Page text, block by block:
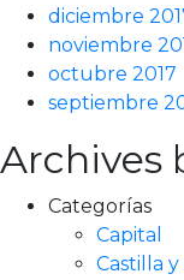
diciembre
noviembre
octubre 2017
septiembre
Archives
Categorías
Capital
Castilla